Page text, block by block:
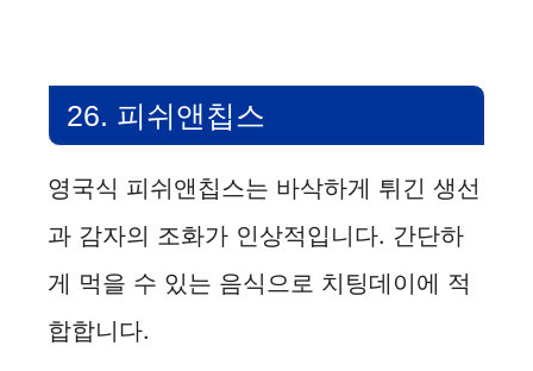
26. 피쉬앤칩스
영국식 피쉬앤칩스는 바삭하게 튀긴 생선
과 감자의 조화가 인상적입니다. 간단하
게 먹을 수 있는 음식으로 치팅데이에 적
합합니다.